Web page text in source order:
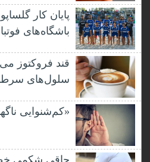
پایان کار
باشگاه‌های
قند فروکتوز
سلول‌های
«کم‌شنوایی
چاقی شکمی خطر